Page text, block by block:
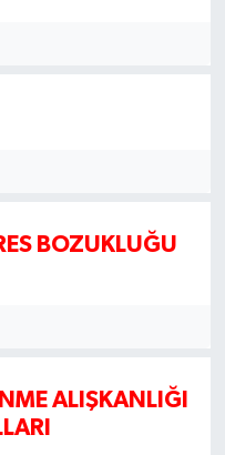
BOZUKLUĞU
ALIŞKANLIĞI